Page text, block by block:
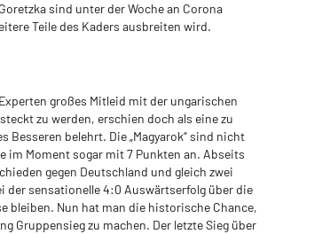
sind unter der Woche an Corona
Teile des Kaders ausbreiten wird.
großes Mitleid mit der ungarischen
zu werden, erschien doch als eine zu
Besseren belehrt. Die „Magyarok“ sind nicht
im Moment sogar mit 7 Punkten an. Abseits
gegen Deutschland und gleich zwei
der sensationelle 4:0 Auswärtserfolg über die
bleiben. Nun hat man die historische Chance,
Gruppensieg zu machen. Der letzte Sieg über